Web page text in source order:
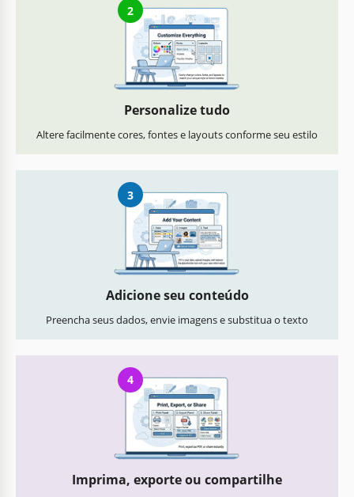
2
Personalize tudo
Altere facilmente cores, fontes e layouts conforme seu estilo
3
Adicione seu conteúdo
Preencha seus dados, envie imagens e substitua o texto
4
Imprima, exporte ou compartilhe